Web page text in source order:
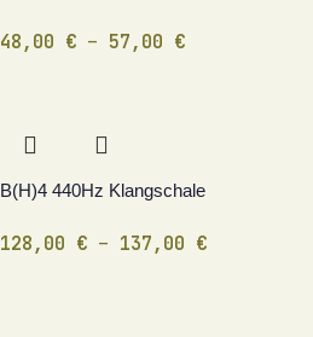
48,00 € – 57,00 €
B(H)4 440Hz Klangschale
128,00 € – 137,00 €